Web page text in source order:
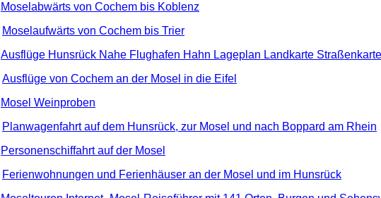
Moselabwärts von Cochem bis Koblenz
Moselaufwärts von Cochem bis Trier
Ausflüge Hunsrück Nahe Flughafen Hahn Lageplan Landkarte Straßenkarte
Ausflüge von Cochem an der Mosel in die Eifel
Mosel Weinproben
Planwagenfahrt auf dem Hunsrück, zur Mosel und nach Boppard am Rhein
Personenschiffahrt auf der Mosel
Ferienwohnungen und Ferienhäuser an der Mosel und im Hunsrück